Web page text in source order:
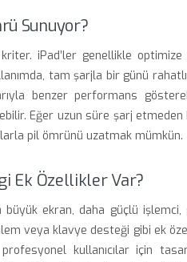
Sunuyor?
iPad’ler genellikle
tam şarjla bir günü
benzer performans
Eğer uzun süre şarj etmeden
pil ömrünü uzatmak mümkün.
Ek Özellikler Var?
ekran, daha güçlü işlemci,
veya klavye desteği gibi ek
kullanıcılar için